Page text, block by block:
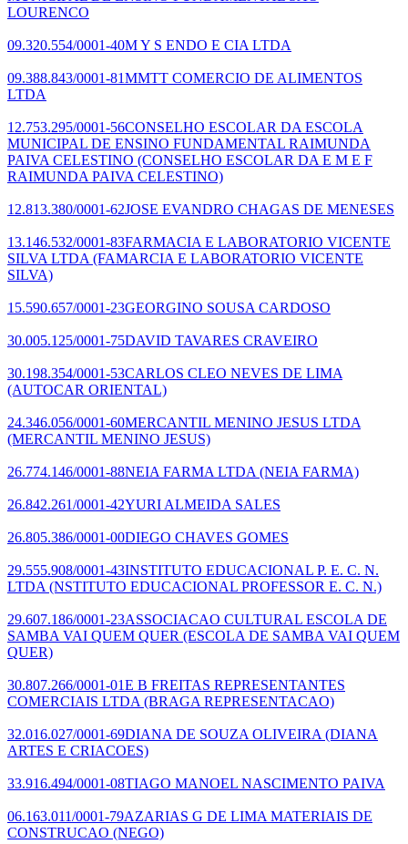
LOURENCO
09.320.554/0001-40M Y S ENDO E CIA LTDA
09.388.843/0001-81MMTT COMERCIO DE ALIMENTOS
LTDA
12.753.295/0001-56CONSELHO ESCOLAR DA ESCOLA
MUNICIPAL DE ENSINO FUNDAMENTAL RAIMUNDA
PAIVA CELESTINO (CONSELHO ESCOLAR DA E M E F
RAIMUNDA PAIVA CELESTINO)
12.813.380/0001-62JOSE EVANDRO CHAGAS DE MENESES
13.146.532/0001-83FARMACIA E LABORATORIO VICENTE
SILVA LTDA (FAMARCIA E LABORATORIO VICENTE
SILVA)
15.590.657/0001-23GEORGINO SOUSA CARDOSO
30.005.125/0001-75DAVID TAVARES CRAVEIRO
30.198.354/0001-53CARLOS CLEO NEVES DE LIMA
(AUTOCAR ORIENTAL)
24.346.056/0001-60MERCANTIL MENINO JESUS LTDA
(MERCANTIL MENINO JESUS)
26.774.146/0001-88NEIA FARMA LTDA (NEIA FARMA)
26.842.261/0001-42YURI ALMEIDA SALES
26.805.386/0001-00DIEGO CHAVES GOMES
29.555.908/0001-43INSTITUTO EDUCACIONAL P. E. C. N.
LTDA (NSTITUTO EDUCACIONAL PROFESSOR E. C. N.)
29.607.186/0001-23ASSOCIACAO CULTURAL ESCOLA DE
SAMBA VAI QUEM QUER (ESCOLA DE SAMBA VAI QUEM
QUER)
30.807.266/0001-01E B FREITAS REPRESENTANTES
COMERCIAIS LTDA (BRAGA REPRESENTACAO)
32.016.027/0001-69DIANA DE SOUZA OLIVEIRA (DIANA
ARTES E CRIACOES)
33.916.494/0001-08TIAGO MANOEL NASCIMENTO PAIVA
06.163.011/0001-79AZARIAS G DE LIMA MATERIAIS DE
CONSTRUCAO (NEGO)